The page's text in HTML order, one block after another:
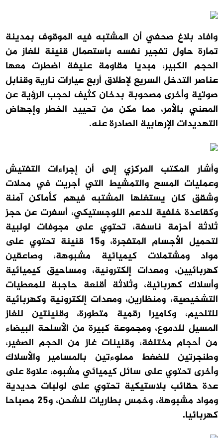
وافاد بلاغ صحفي أن المشتبه فيه الموقوف بمدينة
تمارة حاول تفجير نفسه باستعمال قنينة للغاز من
الحجم الكبير، مبديا مقاومة عنيفة اضطرت معها
عناصر التدخل السريع لإطلاق أربع عيارات نارية وقنابل
صوتية وأخرى مصحوبة بدخان كثيف لحجب الرؤية عن
المعني بالأمر، مما مكن من تحييد الخطر وإجهاض
التهديدات الإرهابية الصادرة عنه.
وأشار المكتب المركزي إلى أن إجراءات التفتيش
وعمليات المسح والتمشيط التي أجريت في محلات
وشقق كان يستغلها المشتبه فيهم كأماكن آمنة
وكقاعدة خلفية للدعم اللوجستيكي، أسفرت عن حجز
ثلاثة أحزمة ناسفة، تحتوي على مجوفات لولبية
لتحميل الأجسام المتفجرة، و15 قنينة تحتوي على
مواد ومشتملات كيميائية مشبوهة، وصاعقين
كهربائيين، ومعدات إلكترونية، ومساحيق كيميائية
وأسلاك كهربائية، وثلاثة أقنعة حاجبة للمعطيات
التشخيصية، ومنظارين، ومعدات إلكترونية وكهربائية
للتلحيم، وكاميرا رقمية متطورة، وقنينتين للغاز
المسيل للدموع، ومجموعة كبيرة من الأسلحة البيضاء
من أحجام مختلفة، وقنينات غاز من الحجم الصغير،
وطنجرتين للضغط مملوءتين بالمسامير والأسلاك
وأخرى تحتوي على سائل كيميائي مشبوه، علاوة على
عدة حقائب بلاستيكية تحتوي على لولبات حديدية
ومواد مشبوهة، وخمس بطاريات للشحن، و25 مصباحا
كهربائيا.